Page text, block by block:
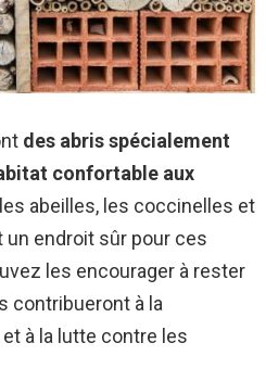
des abris spécialement
confortable aux
abeilles, les coccinelles et
un endroit sûr pour ces
les encourager à rester
contribueront à la
à la lutte contre les